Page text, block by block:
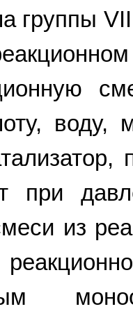
группы
воду,
при
из